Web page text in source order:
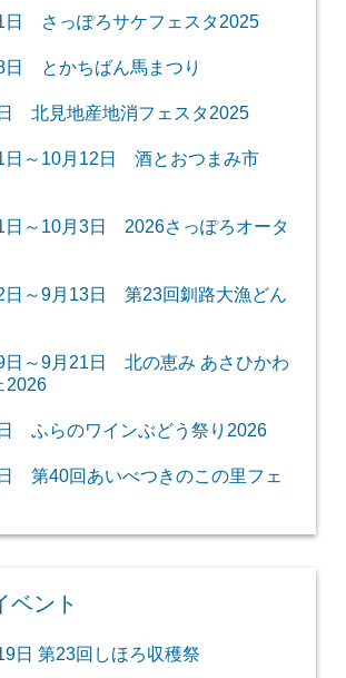
日 さっぽろサケフェスタ2025
日 とかちばん馬まつり
北見地産地消フェスタ2025
日～10月12日 酒とおつまみ市
日～10月3日 2026さっぽろオータ
日～9月13日 第23回釧路大漁どん
日～9月21日 北の恵み あさひかわ
2026
ふらのワインぶどう祭り2026
第40回あいべつきのこの里フェ
ベント
日 第23回しほろ収穫祭